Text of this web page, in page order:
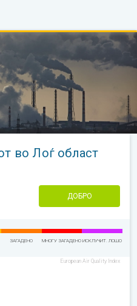
во Лоѓ област
ДОБРО
ЗАГАДЕНО МНОГУ ЗАГАДЕНО ИСКЛУЧИТ. ЛОШО
European Air Quality Index